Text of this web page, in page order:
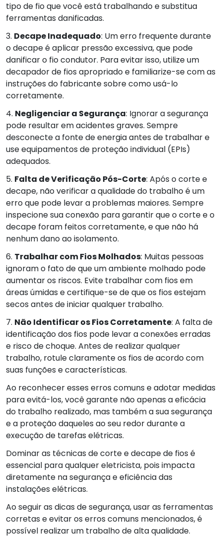
tipo de fio que você está trabalhando e substitua
ferramentas danificadas.
3. Decape Inadequado: Um erro frequente durante
o decape é aplicar pressão excessiva, que pode
danificar o fio condutor. Para evitar isso, utilize um
decapador de fios apropriado e familiarize-se com as
instruções do fabricante sobre como usá-lo
corretamente.
4. Negligenciar a Segurança: Ignorar a segurança
pode resultar em acidentes graves. Sempre
desconecte a fonte de energia antes de trabalhar e
use equipamentos de proteção individual (EPIs)
adequados.
5. Falta de Verificação Pós-Corte: Após o corte e
decape, não verificar a qualidade do trabalho é um
erro que pode levar a problemas maiores. Sempre
inspecione sua conexão para garantir que o corte e o
decape foram feitos corretamente, e que não há
nenhum dano ao isolamento.
6. Trabalhar com Fios Molhados: Muitas pessoas
ignoram o fato de que um ambiente molhado pode
aumentar os riscos. Evite trabalhar com fios em
áreas úmidas e certifique-se de que os fios estejam
secos antes de iniciar qualquer trabalho.
7. Não Identificar os Fios Corretamente: A falta de
identificação dos fios pode levar a conexões erradas
e risco de choque. Antes de realizar qualquer
trabalho, rotule claramente os fios de acordo com
suas funções e características.
Ao reconhecer esses erros comuns e adotar medidas
para evitá-los, você garante não apenas a eficácia
do trabalho realizado, mas também a sua segurança
e a proteção daqueles ao seu redor durante a
execução de tarefas elétricas.
Dominar as técnicas de corte e decape de fios é
essencial para qualquer eletricista, pois impacta
diretamente na segurança e eficiência das
instalações elétricas.
Ao seguir as dicas de segurança, usar as ferramentas
corretas e evitar os erros comuns mencionados, é
possível realizar um trabalho de alta qualidade.